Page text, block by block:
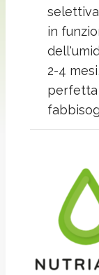
in
2-4
perfetta